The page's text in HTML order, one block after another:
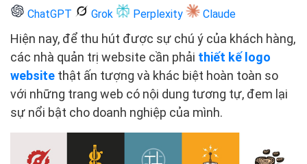
ChatGPT Grok Perplexity Claude
Hiện nay, để thu hút được sự chú ý của khách hàng,
các nhà quản trị website cần phải thiết kế logo
website thật ấn tượng và khác biệt hoàn toàn so
với những trang web có nội dung tương tự, đem lại
sự nổi bật cho doanh nghiệp của mình.